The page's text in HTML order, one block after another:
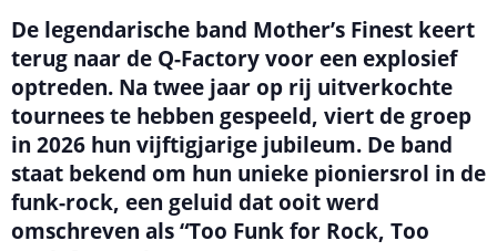
De legendarische band Mother’s Finest keert
terug naar de Q-Factory voor een explosief
optreden. Na twee jaar op rij uitverkochte
tournees te hebben gespeeld, viert de groep
in 2026 hun vijftigjarige jubileum. De band
staat bekend om hun unieke pioniersrol in de
funk-rock, een geluid dat ooit werd
omschreven als “Too Funk for Rock, Too